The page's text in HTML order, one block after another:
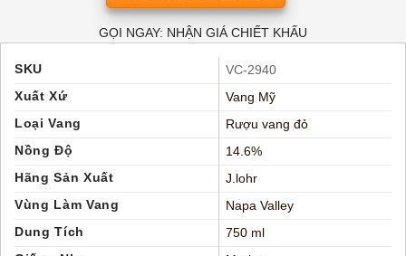
GỌI NGAY: NHẬN GIÁ CHIẾT KHẤU
SKU
VC-2940
Xuất Xứ
Vang Mỹ
Loại Vang
Rượu vang đỏ
Nồng Độ
14.6%
Hãng Sản Xuất
J.lohr
Vùng Làm Vang
Napa Valley
Dung Tích
750 ml